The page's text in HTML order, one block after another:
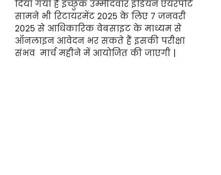
दिया गया है इच्छुक उम्मीदवार इंडियन एयरपोर्ट
सामने भी रिटायरमेंट 2025 के लिए 7 जनवरी
2025 से आधिकारिक वेबसाइट के माध्यम से
ऑनलाइन आवेदन भर सकते हैं इसकी परीक्षा
संभव मार्च महीने में आयोजित की जाएगी |